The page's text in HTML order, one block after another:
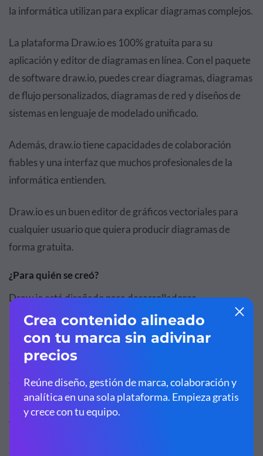
la informática utilizan para explicar diagramas complejos.
La plataforma Draw.io es 100% gratuita para su
aplicación y editor de diagramas en línea. Con el paquete
de software draw.io, puedes crear diagramas, diagramas
de flujo personalizados, diagramas de red y diseños de
sistemas en lenguaje de modelado unificado.
Además, draw.io tiene capacidades de colaboración
fiables y una interfaz que muchos profesionales de la
informática entienden.
Draw.io es un buen editor de gráficos vectoriales para
cualquier usuario que quiera producir diagramas de
forma gratuita.
¿Para quién se creó?
Draw.io está diseñado para desarrolladores,
informáticos, administradores de redes, diseñadores y
analistas de procesos.
Cualquiera puede utilizar Draw.io si necesita crear un
diagrama fácilmente sin un precio elevado. En particular,
Draw.io es útil para quienes necesitan colaborar con
gráficos en tiempo real.